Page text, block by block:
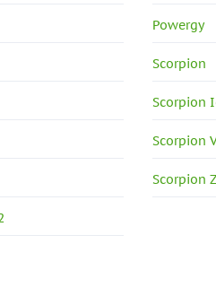
Powergy
Scorpion
Scorpion
Scorpion
Scorpion